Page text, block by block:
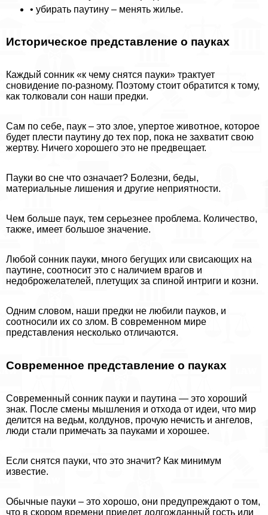
• убирать паутину – менять жилье.
Историческое представление о пауках
Каждый сонник «к чему снятся пауки» тpaктует
сновидение по-разному. Поэтому стоит обратится к тому,
как толковали сон наши предки.
Сам по себе, паук – это злое, упертое животное, которое
будет плести паутину до тех пор, пока не захватит свою
жертву. Ничего хорошего это не предвещает.
Пауки во сне что означает? Болезни, беды,
материальные лишения и другие неприятности.
Чем больше паук, тем серьезнее проблема. Количество,
также, имеет большое значение.
Любой сонник пауки, много бегущих или свисающих на
паутине, соотносит это с наличием врагов и
недоброжелателей, плетущих за спиной интриги и козни.
Одним словом, наши предки не любили пауков, и
соотносили их со злом. В современном мире
представления несколько отличаются.
Современное представление о пауках
Современный сонник пауки и паутина — это хороший
знак. После смены мышления и отхода от идеи, что мир
делится на ведьм, колдунов, прочую нечисть и ангелов,
люди стали примечать за пауками и хорошее.
Если снятся пауки, что это значит? Как минимум
известие.
Обычные пауки – это хорошо, они предупреждают о том,
что в скором времени приедет долгожданный гость или